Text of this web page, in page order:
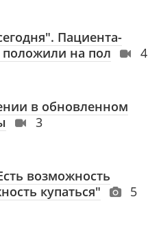
Пациента-
на пол
4
в обновленном
3
возможность
купаться"
5